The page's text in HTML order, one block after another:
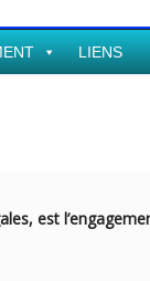
LIENS
est